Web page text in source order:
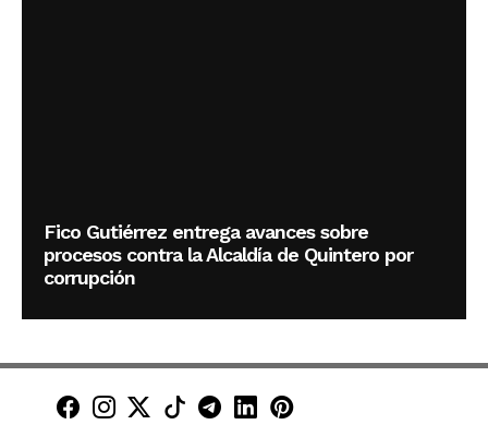
Fico Gutiérrez entrega avances sobre
procesos contra la Alcaldía de Quintero por
corrupción
Minuto30 en Facebook
Minuto30 en Instagram
Minuto30 en X (Twitter)
Minuto30 en TikTok
Canal de Minuto30 en
Minuto30 en LinkedIn
Minuto30 en